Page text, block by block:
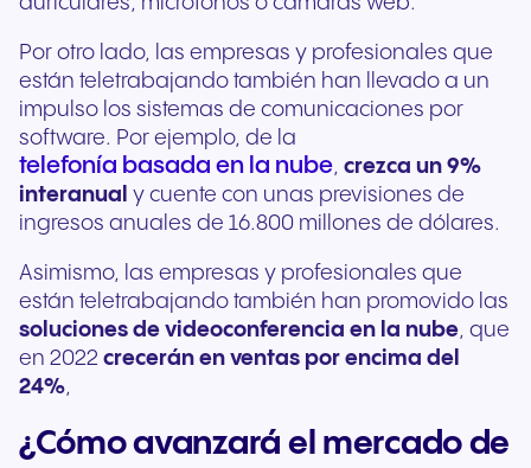
Por otro lado, las empresas y profesionales que
están teletrabajando también han llevado a un
impulso los sistemas de comunicaciones por
software. Por ejemplo, de la
telefonía basada en la nube, crezca un 9%
interanual y cuente con unas previsiones de
ingresos anuales de 16.800 millones de dólares.
Asimismo, las empresas y profesionales que
están teletrabajando también han promovido las
soluciones de videoconferencia en la nube, que
en 2022 crecerán en ventas por encima del
24%,
¿Cómo avanzará el mercado de